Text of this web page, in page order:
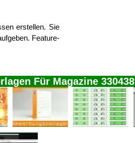
erstellen. Sie
Feature-
Für Magazine 330438